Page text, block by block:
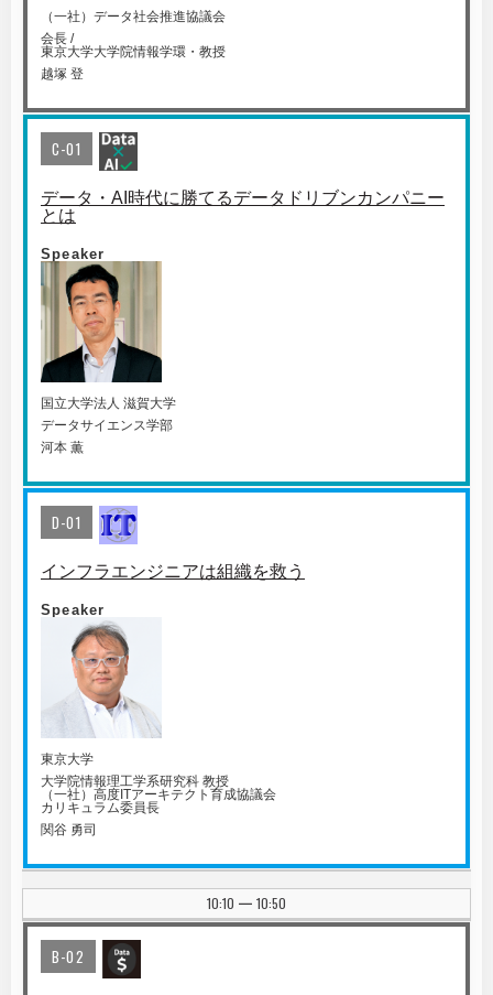
（一社）データ社会推進協議会
会長 /
東京大学大学院情報学環・教授
越塚 登
C-01
データ・AI時代に勝てるデータドリブンカンパニー
とは
Speaker
国⽴⼤学法⼈ 滋賀⼤学
データサイエンス学部
河本 薫
D-01
インフラエンジニアは組織を救う
Speaker
東京大学
大学院情報理工学系研究科 教授
（一社）高度ITアーキテクト育成協議会
カリキュラム委員長
関谷 勇司
10:10 | 10:50
B-02